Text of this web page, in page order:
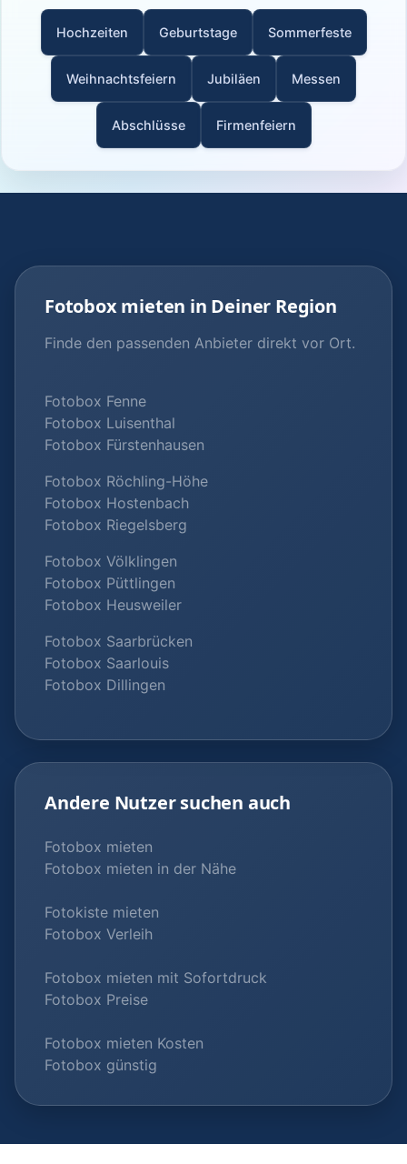
Hochzeiten Geburtstage Sommerfeste
Weihnachtsfeiern Jubiläen Messen
Abschlüsse Firmenfeiern
Fotobox mieten in Deiner Region
Finde den passenden Anbieter direkt vor Ort.
Fotobox Fenne
Fotobox Luisenthal
Fotobox Fürstenhausen
Fotobox Röchling-Höhe
Fotobox Hostenbach
Fotobox Riegelsberg
Fotobox Völklingen
Fotobox Püttlingen
Fotobox Heusweiler
Fotobox Saarbrücken
Fotobox Saarlouis
Fotobox Dillingen
Andere Nutzer suchen auch
Fotobox mieten
Fotobox mieten in der Nähe
Fotokiste mieten
Fotobox Verleih
Fotobox mieten mit Sofortdruck
Fotobox Preise
Fotobox mieten Kosten
Fotobox günstig